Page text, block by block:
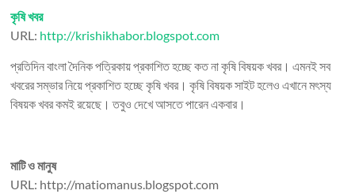
কৃষি খবর
URL: http://krishikhabor.blogspot.com
প্রতিদিন বাংলা দৈনিক পত্রিকায় প্রকাশিত হচ্ছে কত না কৃষি বিষয়ক খবর। এমনই সব
খবরের সম্ভার নিয়ে প্রকাশিত হচ্ছে কৃষি খবর। কৃষি বিষয়ক সাইট হলেও এখানে মৎস্য
বিষয়ক খবর কমই রয়েছে। তবুও দেখে আসতে পারেন একবার।
মাটি ও মানুষ
URL: http://matiomanus.blogspot.com